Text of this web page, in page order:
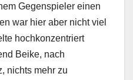
Gegenspieler einen
war hier aber nicht viel
hochkonzentriert
Beike, nach
nichts mehr zu